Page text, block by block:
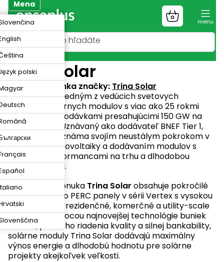
Prejsť
na
obsah
Mena
polski
Nákupný
košík
Trina Solar
Webová stránka značky: Trina Solar
Trina Solarje jedným z vedúcich svetovych
výrobcov solárnych modulov s viac ako 25 rokmi
skúseností a dodávkami presahujúcimi 150 GW na
celom svete. Uznávaný ako dodávateľ BNEF Tier 1,
spoločnosť je známa svojím neustálym pokrokom v
technológii fotovoltaiky a dodávaním modulov s
vedúcimi performancami na trhu a dlhodobou
spoľahlivosťou.
Produktová ponuka Trina Solar obsahuje pokročilé
N-type a mono PERC panely v sérii Vertex s vysokou
kapacitou pre rezidenčné, komerčné a utility-scale
aplikácie. Pomocou najnovejšej technológie buniek
210mm, prísneho riadenia kvality a silnej bankability,
solárne moduly Trina Solar dodávajú maximálny
výnos energie a dlhodobú hodnotu pre solárne
projekty akejkoľvek veľkosti.